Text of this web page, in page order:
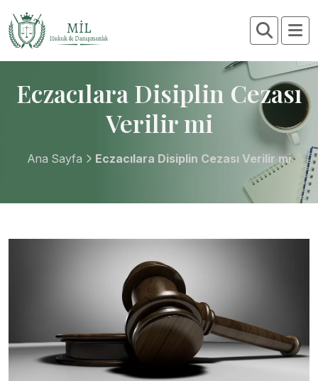
Eczacılara Disiplin Cezası
Verilir mi
Ana Sayfa Eczacılara Disiplin Cezası Verilir mi